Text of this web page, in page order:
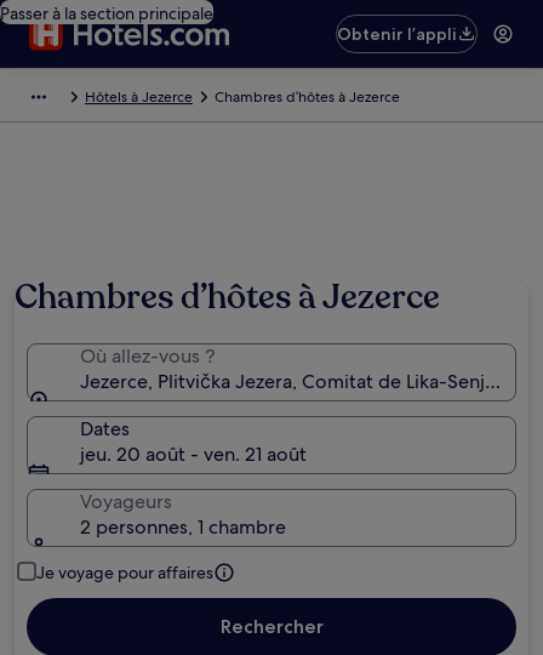
Passer à la section principale
Obtenir l’appli
Hôtels à Jezerce Chambres d’hôtes à Jezerce
Chambres d’hôtes à Jezerce
Où allez-vous ?
Jezerce, Plitvička Jezera, Comitat de Lika-Senj,
Dates
jeu. 20 août - ven. 21 août
Voyageurs
2 personnes, 1 chambre
Je voyage pour affaires
Rechercher